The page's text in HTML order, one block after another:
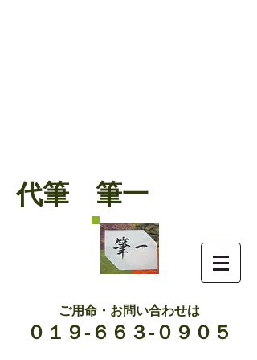
代筆 筆一
ご用命・お問い合わせは
０１９-６６３-０９０５